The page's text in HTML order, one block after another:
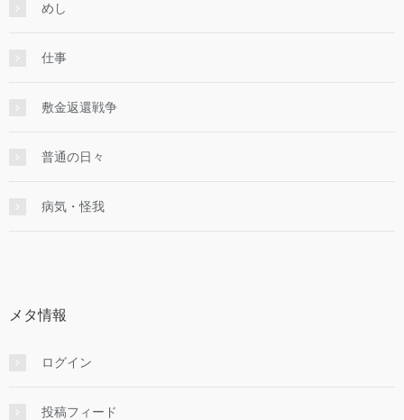
めし
仕事
敷金返還戦争
普通の日々
病気・怪我
メタ情報
ログイン
投稿フィード